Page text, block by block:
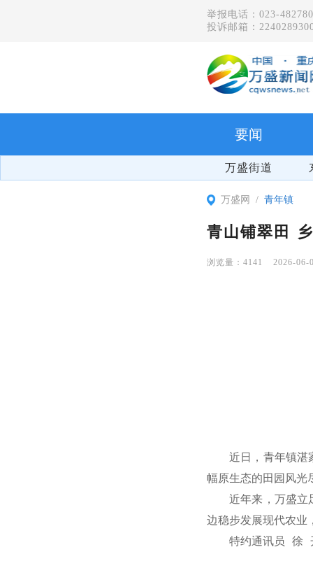
举报电话：023-
投诉邮箱：
要闻
万盛街道
万盛网 青年镇
青山铺翠田
4141 2026-06-
近日，青年镇湛
幅原生态的田园风光
近年来，万盛立
边稳步发展现代农业
特约通讯员 徐